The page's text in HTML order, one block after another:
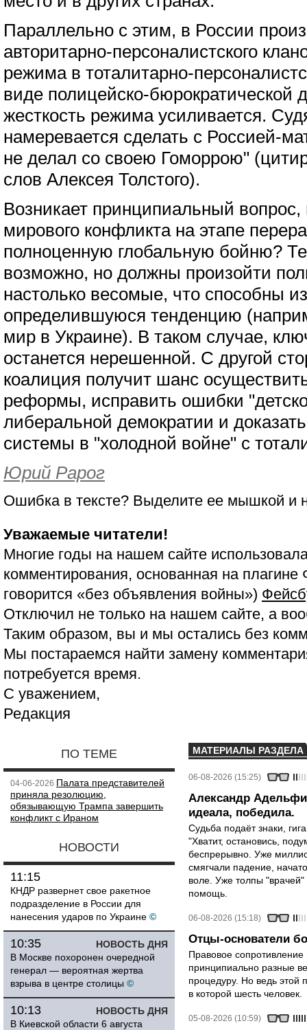
Параллельно с этим, в России
авторитарно-персоналистского
режима в тоталитарно-
виде полицейско-бюрократической
жесткость режима усиливается.
намеревается сделать с Россией-
не делал со своею Гоморрою"
слов Алексея Толстого).
Возникает принципиальный
мирового конфликта на этапе
полноценную глобальную бойню?
возможно, но должны произойти
настолько весомые, что способны
определившуюся тенденцию
мир в Украине). В таком случае,
останется нерешенной. С другой
коалиция получит шанс
реформы, исправить ошибки
либеральной демократии и
системы в "холодной войне" с
Юрий Рарог
Ошибка в тексте? Выделите ее мышкой и
Уважаемые читатели!
Многие годы на нашем сайте
комментирования, основанная на
говорится «без объявления войны»)
Отключил не только на нашем сайте, а
Таким образом, вы и мы остались без
Мы постараемся найти замену
потребуется время.
С уважением,
Редакция
ПО ТЕМЕ
04-06-2026 Палата представителей
приняла резолюцию,
обязывающую Трампа завершить
конфликт с Ираном
НОВОСТИ
11:15
КНДР развернет свое ракетное
подразделение в России для
нанесения ударов по Украине ©
НОВОСТЬ ДНЯ
10:35
В Москве похоронен очередной
генерал — вероятная жертва
взрыва в центре столицы ©
НОВОСТЬ ДНЯ
10:13
В Киевской области 6 августа
МАТЕРИАЛЫ РАЗДЕЛА
06-08-2026 (15:25)
Александр
идеала, победила.
Судьба подаёт знаки,
"Хватит, остановись,
беспрерывно. Уже
смягчали падение,
воле. Уже толпы
помощь.
06-08-2026 (15:18)
Отцы-основатели
Правовое
принципиально разные
процедуру. Но ведь этой
в которой шесть человек.
05-08-2026 (10:59)